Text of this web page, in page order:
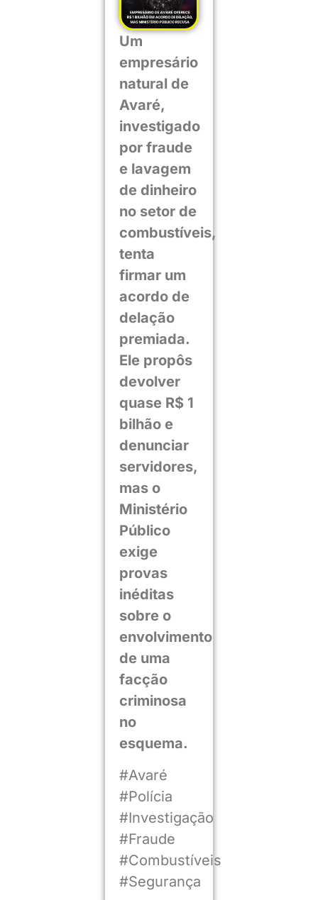
Um
empresário
natural de
Avaré,
investigado
por fraude
e lavagem
de dinheiro
no setor de
combustíveis,
tenta
firmar um
acordo de
delação
premiada.
Ele propôs
devolver
quase R$ 1
bilhão e
denunciar
servidores,
mas o
Ministério
Público
exige
provas
inéditas
sobre o
envolvimento
de uma
facção
criminosa
no
esquema.
#Avaré
#Polícia
#Investigação
#Fraude
#Combustíveis
#Segurança